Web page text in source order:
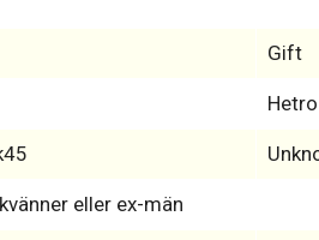
Gift
Hetro
eller ex-män